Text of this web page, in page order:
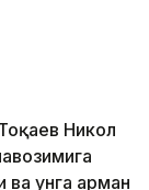
Никол
ва унга арман